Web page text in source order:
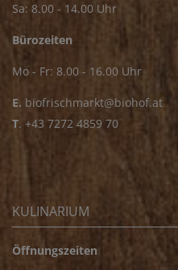
Sa: 8.00 - 14.00 Uhr
Bürozeiten
Mo - Fr: 8.00 - 16.00 Uhr
E. biofrischmarkt@biohof.at
T. +43 7272 4859 70
KULINARIUM
Öffnungszeiten